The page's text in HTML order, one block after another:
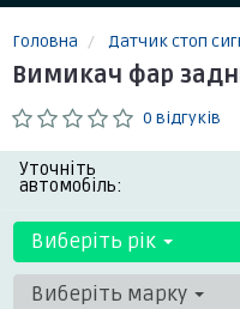
Головна Датчик стоп
Вимикач фар
0 відгуків
Уточніть
автомобіль:
Виберіть рік
Виберіть марку